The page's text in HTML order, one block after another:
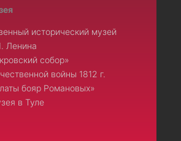
исторический музей
Ленина
собор»
войны 1812 г.
бояр Романовых»
в Туле